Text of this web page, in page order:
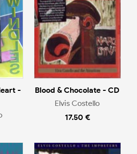
-
Blood & Chocolate - CD
Elvis Costello
17.50 €